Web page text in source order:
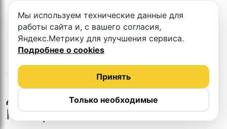
студии
Другие студии в
Новороссийске
Мы используем технические данные для
работы сайта и, с вашего согласия,
Яндекс.Метрику для улучшения сервиса.
Подробнее о cookies
Только необходимые
Принять